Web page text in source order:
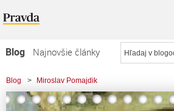
Blog
Najnovšie články
Najčítanejšie články
Najkomentovanejšie články
Blog > Miroslav Pomajdik
> Ako to s tým Krymom vlastne je, alebo pozrime